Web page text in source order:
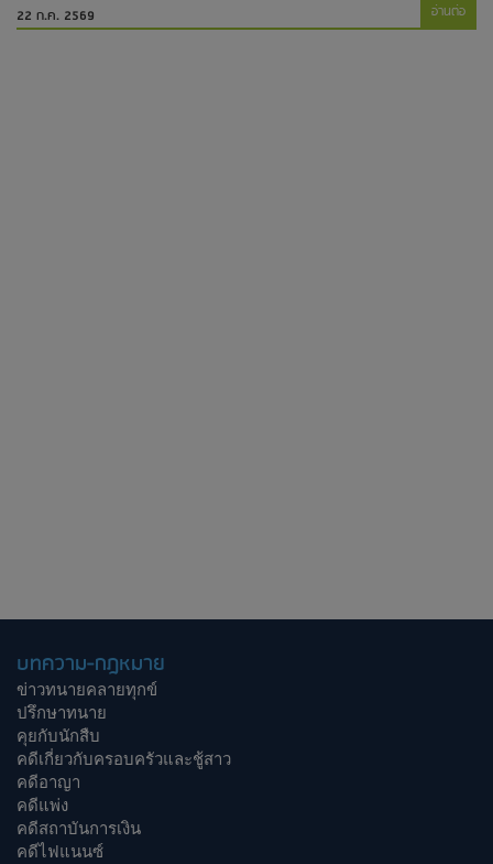
22 ก.ค. 2569 อ่านต่อ
บทความ-กฎหมาย
ข่าวทนายคลายทุกข์
ปรึกษาทนาย
คุยกับนักสืบ
คดีเกี่ยวกับครอบครัวและชู้สาว
คดีอาญา
คดีแพ่ง
คดีสถาบันการเงิน
คดีไฟแนนซ์